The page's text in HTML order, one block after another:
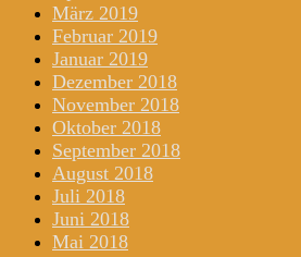
März 2019
Februar 2019
Januar 2019
Dezember 2018
November 2018
Oktober 2018
September 2018
August 2018
Juli 2018
Juni 2018
Mai 2018